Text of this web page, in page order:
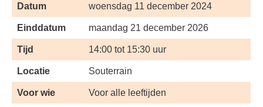
Datum woensdag 11 december 2024
Einddatum maandag 21 december 2026
Tijd 14:00 tot 15:30 uur
Locatie Souterrain
Voor wie Voor alle leeftijden